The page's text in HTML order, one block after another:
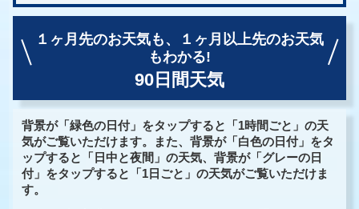
１ヶ月先のお天気も、
１ヶ月以上先のお天気
もわかる!
90日間天気
背景が「緑色の日付」をタップすると「1時間ごと」の天
気がご覧いただけます。また、背景が「白色の日付」をタ
ップすると「日中と夜間」の天気、背景が「グレーの日
付」をタップすると「1日ごと」の天気がご覧いただけま
す。